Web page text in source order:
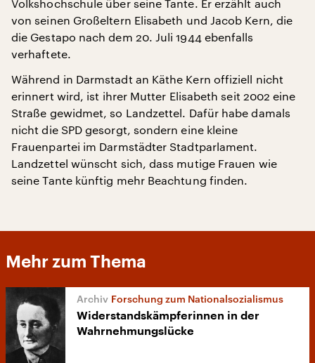
Volkshochschule über seine Tante. Er erzählt auch
von seinen Großeltern Elisabeth und Jacob Kern, die
die Gestapo nach dem 20. Juli 1944 ebenfalls
verhaftete.
Während in Darmstadt an Käthe Kern offiziell nicht
erinnert wird, ist ihrer Mutter Elisabeth seit 2002 eine
Straße gewidmet, so Landzettel. Dafür habe damals
nicht die SPD gesorgt, sondern eine kleine
Frauenpartei im Darmstädter Stadtparlament.
Landzettel wünscht sich, dass mutige Frauen wie
seine Tante künftig mehr Beachtung finden.
Mehr zum Thema
Forschung zum Nationalsozialismus
Widerstandskämpferinnen in der
Wahrnehmungslücke